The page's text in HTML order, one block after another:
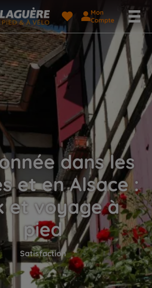
Mon
Compte
dans les
et en Alsace :
et voyage à
pied
Satisfaction